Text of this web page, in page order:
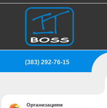
(383) 292-76-15
Организациям